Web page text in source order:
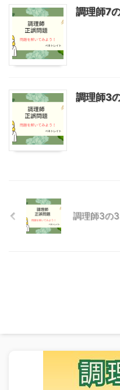
調理師7
調理師3
調理師3の